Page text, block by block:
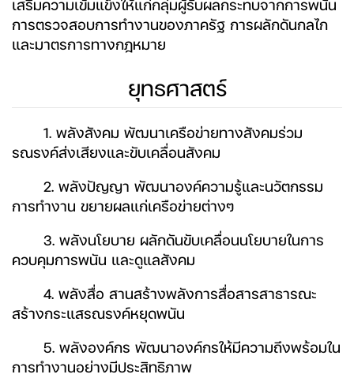
เสริมความเข้มแข็งให้แก่กลุ่มผู้รับผลกระทบจากการพนัน
การตรวจสอบการทำงานของภาครัฐ การผลักดันกลไก
และมาตรการทางกฎหมาย
ยุทธศาสตร์
1. พลังสังคม พัฒนาเครือข่ายทางสังคมร่วม
รณรงค์ส่งเสียงและขับเคลื่อนสังคม
2. พลังปัญญา พัฒนาองค์ความรู้และนวัตกรรม
การทำงาน ขยายผลแก่เครือข่ายต่างๆ
3. พลังนโยบาย ผลักดันขับเคลื่อนนโยบายในการ
ควบคุมการพนัน และดูแลสังคม
4. พลังสื่อ สานสร้างพลังการสื่อสารสาธารณะ
สร้างกระแสรณรงค์หยุดพนัน
5. พลังองค์กร พัฒนาองค์กรให้มีความถึงพร้อมใน
การทำงานอย่างมีประสิทธิภาพ